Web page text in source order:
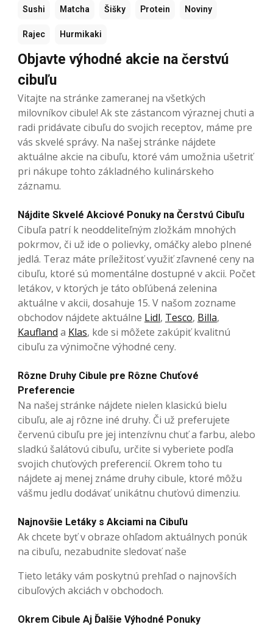
Sushi Matcha Šišky Protein Noviny
Rajec Hurmikaki
Objavte výhodné akcie na čerstvú
cibuľu
Vitajte na stránke zameranej na všetkých
milovníkov cibule! Ak ste zástancom výraznej chuti a
radi pridávate cibuľu do svojich receptov, máme pre
vás skvelé správy. Na našej stránke nájdete
aktuálne akcie na cibuľu, ktoré vám umožnia ušetriť
pri nákupe tohto základného kulinárskeho
záznamu.
Nájdite Skvelé Akciové Ponuky na Čerstvú Cibuľu
Cibuľa patrí k neoddeliteľným zložkám mnohých
pokrmov, či už ide o polievky, omáčky alebo plnené
jedlá. Teraz máte príležitosť využiť zľavnené ceny na
cibuľu, ktoré sú momentálne dostupné v akcii. Počet
letákov, v ktorých je táto obľúbená zelenina
aktuálne v akcii, dosahuje 15. V našom zozname
obchodov nájdete aktuálne Lidl, Tesco, Billa,
Kaufland a Klas, kde si môžete zakúpiť kvalitnú
cibuľu za výnimočne výhodné ceny.
Rôzne Druhy Cibule pre Rôzne Chuťové
Preferencie
Na našej stránke nájdete nielen klasickú bielu
cibuľu, ale aj rôzne iné druhy. Či už preferujete
červenú cibuľu pre jej intenzívnu chuť a farbu, alebo
sladkú šalátovú cibuľu, určite si vyberiete podľa
svojich chuťových preferencií. Okrem toho tu
nájdete aj menej známe druhy cibule, ktoré môžu
vášmu jedlu dodávať unikátnu chuťovú dimenziu.
Najnovšie Letáky s Akciami na Cibuľu
Ak chcete byť v obraze ohľadom aktuálnych ponúk
na cibuľu, nezabudnite sledovať naše
Tieto letáky vám poskytnú prehľad o najnovších
cibuľových akciách v obchodoch.
Okrem Cibule Aj Ďalšie Výhodné Ponuky